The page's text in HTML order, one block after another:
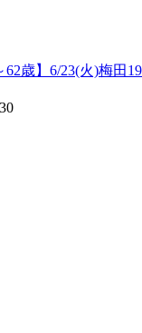
62歳】6/23(火)梅